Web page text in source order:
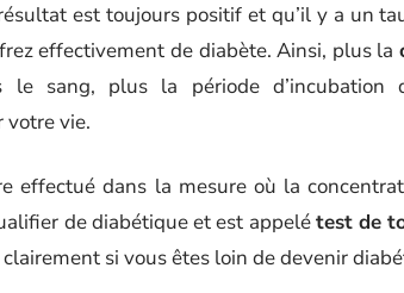
est toujours positif et qu’il y a un
effectivement de diabète. Ainsi, plus la
sang, plus la période d’incubation
votre vie.
effectué dans la mesure où la
de diabétique et est appelétest de
si vous êtes loin de devenir